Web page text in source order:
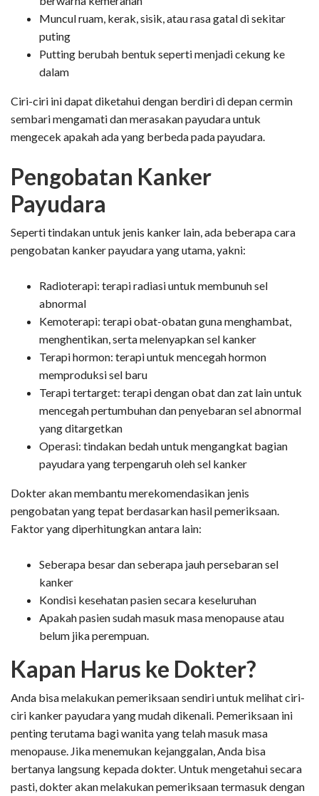
Muncul ruam, kerak, sisik, atau rasa gatal di sekitar
puting
Putting berubah bentuk seperti menjadi cekung ke
dalam
Ciri-ciri ini dapat diketahui dengan berdiri di depan cermin
sembari mengamati dan merasakan payudara untuk
mengecek apakah ada yang berbeda pada payudara.
Pengobatan Kanker
Payudara
Seperti tindakan untuk jenis kanker lain, ada beberapa cara
pengobatan kanker payudara yang utama, yakni:
Radioterapi: terapi radiasi untuk membunuh sel
abnormal
Kemoterapi: terapi obat-obatan guna menghambat,
menghentikan, serta melenyapkan sel kanker
Terapi hormon: terapi untuk mencegah hormon
memproduksi sel baru
Terapi tertarget: terapi dengan obat dan zat lain untuk
mencegah pertumbuhan dan penyebaran sel abnormal
yang ditargetkan
Operasi: tindakan bedah untuk mengangkat bagian
payudara yang terpengaruh oleh sel kanker
Dokter akan membantu merekomendasikan jenis
pengobatan yang tepat berdasarkan hasil pemeriksaan.
Faktor yang diperhitungkan antara lain:
Seberapa besar dan seberapa jauh persebaran sel
kanker
Kondisi kesehatan pasien secara keseluruhan
Apakah pasien sudah masuk masa menopause atau
belum jika perempuan.
Kapan Harus ke Dokter?
Anda bisa melakukan pemeriksaan sendiri untuk melihat ciri-
ciri kanker payudara yang mudah dikenali. Pemeriksaan ini
penting terutama bagi wanita yang telah masuk masa
menopause. Jika menemukan kejanggalan, Anda bisa
bertanya langsung kepada dokter. Untuk mengetahui secara
pasti, dokter akan melakukan pemeriksaan termasuk dengan